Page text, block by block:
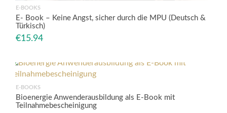
E-BOOKS
E- Book – Keine Angst, sicher durch die MPU (Deutsch &
Türkisch)
€15.94
E-BOOKS
Bioenergie Anwenderausbildung als E-Book mit
Teilnahmebescheinigung